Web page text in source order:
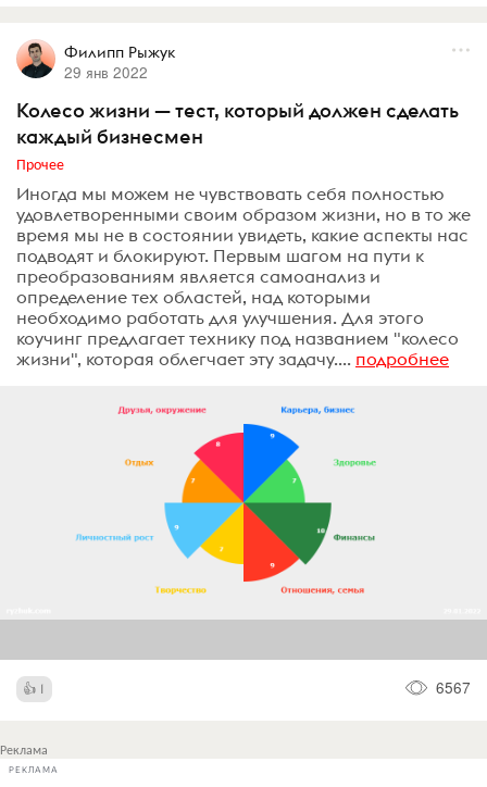
Филипп Рыжук
29 янв 2022
Колесо жизни — тест, который должен сделать
каждый бизнесмен
Прочее
Иногда мы можем не чувствовать себя полностью
удовлетворенными своим образом жизни, но в то же
время мы не в состоянии увидеть, какие аспекты нас
подводят и блокируют. Первым шагом на пути к
преобразованиям является самоанализ и
определение тех областей, над которыми
необходимо работать для улучшения. Для этого
коучинг предлагает технику под названием "колесо
жизни", которая облегчает эту задачу.... подробнее
1 6567
Реклама
РЕКЛАМА